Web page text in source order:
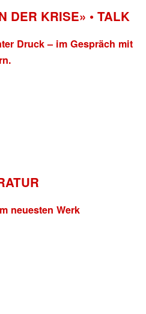
DER KRISE» • TALK
Druck – im Gespräch mit
neuesten Werk